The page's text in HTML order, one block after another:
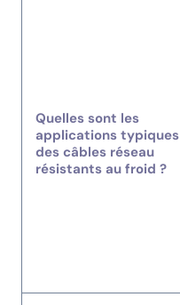
Quelles sont les
applications typiques
des câbles réseau
résistants au froid ?